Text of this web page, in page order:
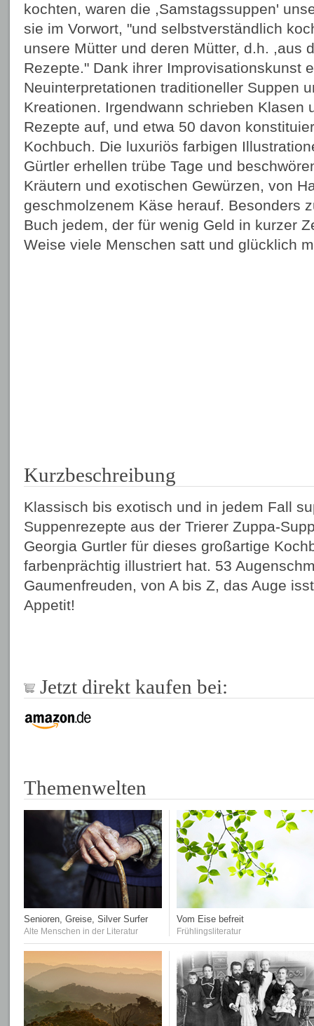
kochten, waren die ,Samstagssuppen'
sie im Vorwort, "und selbstverständlich
unsere Mütter und deren Mütter, d.h. ,aus
Rezepte." Dank ihrer Improvisationskunst
Neuinterpretationen traditioneller Suppen
Kreationen. Irgendwann schrieben Klasen
Rezepte auf, und etwa 50 davon
Kochbuch. Die luxuriös farbigen
Gürtler erhellen trübe Tage und
Kräutern und exotischen Gewürzen, von
geschmolzenem Käse herauf. Besonders
Buch jedem, der für wenig Geld in kurzer
Weise viele Menschen satt und glücklich
Kurzbeschreibung
Klassisch bis exotisch und in jedem Fall
Suppenrezepte aus der Trierer Zuppa-
Georgia Gurtler für dieses großartige
farbenprächtig illustriert hat. 53
Gaumenfreuden, von A bis Z, das Auge
Appetit!
Jetzt direkt kaufen bei:
Themenwelten
Senioren, Greise, Silver Surfer
Alte Menschen in der Literatur
Vom Eise befreit
Frühlingsliteratur